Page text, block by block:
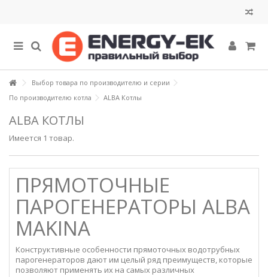
Выбор товара по производителю и серии
По производителю котла
ALBA Котлы
ALBA КОТЛЫ
Имеется 1 товар.
ПРЯМОТОЧНЫЕ
ПАРОГЕНЕРАТОРЫ ALBA
MAKINA
Конструктивные особенности прямоточных водотрубных
парогенераторов дают им целый ряд преимуществ, которые
позволяют применять их на самых различных